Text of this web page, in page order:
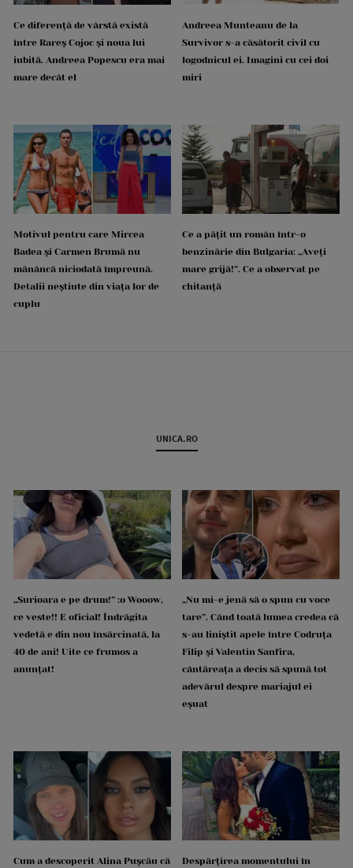
Ce diferență de vârstă există
între Rareș Cojoc și noua lui
iubită. Andreea Popescu era mai
mare decât el
Andreea Munteanu de la
Survivor s-a căsătorit civil cu
logodnicul ei. Imagini cu cei doi
miri
Motivul pentru care Mircea
Badea și Carmen Brumă nu
mănâncă niciodată împreună.
Detalii neștiute din viața lor de
cuplu
Ce a pățit un român într-o
benzinărie din Bulgaria: „Aveți
mare grijă!”. Ce a observat pe
chitanță
UNICA.RO
„Surioara e pe drum!” :o Wooow,
ce veste!! E oficial! Îndrăgita
vedetă e din nou însărcinată, la
40 de ani! Uite ce frumos a
anunțat!
„Nu mi-e jenă să o spun cu voce
tare”. Când toată lumea credea că
s-au liniștit apele între Codruța
Filip și Valentin Sanfira,
cântăreața a decis să spună tot
adevărul despre mariajul ei
eșuat
Cum a descoperit Alina Pușcău că Despărțirea momentului în